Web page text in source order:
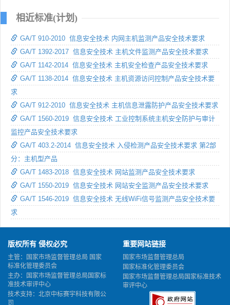
相近标准(计划)
GA/T 910-2010 信息安全技术 内网主机监测产品安全技术要求
GA/T 1392-2017 信息安全技术 主机文件监测产品安全技术要求
GA/T 1142-2014 信息安全技术 主机安全检查产品安全技术要求
GA/T 1138-2014 信息安全技术 主机资源访问控制产品安全技术要
求
GA/T 912-2010 信息安全技术 主机信息泄露防护产品安全技术要求
GA/T 1560-2019 信息安全技术 工业控制系统主机安全防护与审计
监控产品安全技术要求
GA/T 403.2-2014 信息安全技术 入侵检测产品安全技术要求 第2部
分：主机型产品
GA/T 1483-2018 信息安全技术 网站监测产品安全技术要求
GA/T 1550-2019 信息安全技术 网站安全监测产品安全技术要求
GA/T 1546-2019 信息安全技术 无线WiFi信号监测产品安全技术要
求
版权所有 侵权必究
主管：国家市场监督管理总局 国家
标准化管理委员会
主办：国家市场监督管理总局国家标
准技术审评中心
技术支持：北京中标赛宇科技有限公
司
重要网站链接
国家市场监督管理总局
国家标准化管理委员会
国家市场监督管理总局国家标准技术
审评中心